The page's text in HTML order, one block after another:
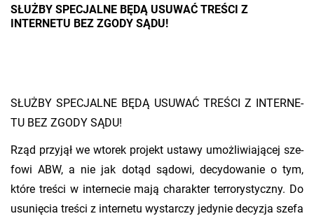
SŁUŻBY SPECJALNE BĘDĄ USUWAĆ TREŚCI Z
INTERNETU BEZ ZGODY SĄDU!
SŁUŻ­BY SPE­CJAL­NE BĘDĄ USU­WAĆ TRE­ŚCI Z IN­TER­NE­
TU BEZ ZGODY SĄDU!
Rząd przy­jął we wto­rek pro­jekt usta­wy umoż­li­wia­ją­cej sze­
fo­wi ABW, a nie jak dotąd są­do­wi, de­cy­do­wa­nie o tym,
które tre­ści w in­ter­ne­cie mają cha­rak­ter ter­ro­ry­stycz­ny. Do
usu­nię­cia tre­ści z in­ter­ne­tu wy­star­czy je­dy­nie de­cy­zja szefa